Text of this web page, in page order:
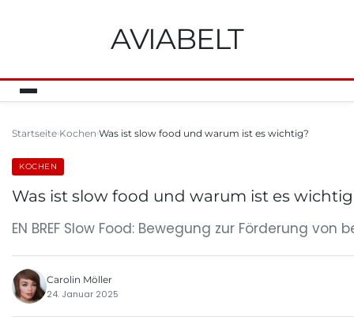
AVIABELT
Startseite Kochen Was ist slow food und warum ist es wichtig?
KOCHEN
Was ist slow food und warum ist es
EN BREF Slow Food: Bewegung zur Förderung
Carolin Möller
24. Januar 2025